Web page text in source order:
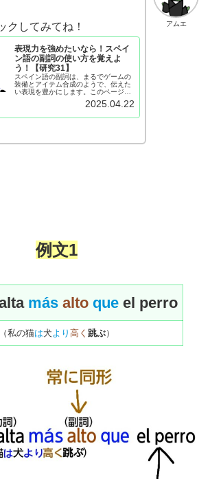
アムエ
クしてみてね！
表現力を強めたいなら！スペイ
ン語の副詞の使い方を覚えよ
う！【研究31】
スペイン語の副詞は、まるでゲームの
装備とアイテム合成のようで、伝えた
い表現を豊かにします。このページで
は、副詞の置く位置の説明や、形容詞
を副詞として使うルールも例文を交え
2025.04.22
例文1
más alto que el perro
（私の猫は犬 より 高く 跳ぶ）